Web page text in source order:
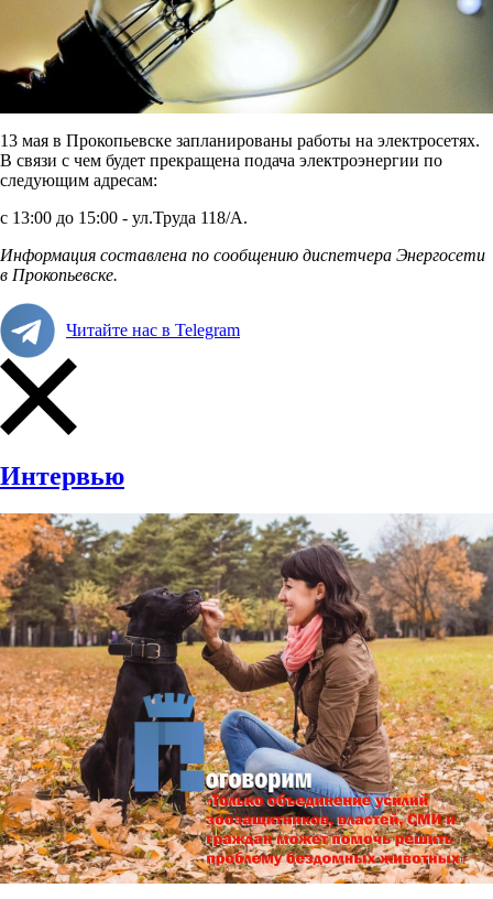
13 мая в Прокопьевске запланированы работы на электросетях.
В связи с чем будет прекращена подача электроэнергии по
следующим адресам:
с 13:00 до 15:00 - ул.Труда 118/А.
Информация составлена по сообщению диспетчера Энергосети
в Прокопьевске.
Читайте нас в Telegram
Интервью